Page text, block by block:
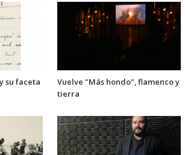
su faceta
Vuelve "Más hondo", flamenco y
tierra